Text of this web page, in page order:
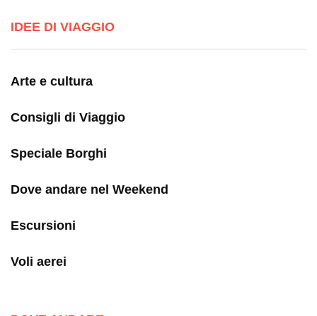
IDEE DI VIAGGIO
Arte e cultura
Consigli di Viaggio
Speciale Borghi
Dove andare nel Weekend
Escursioni
Voli aerei